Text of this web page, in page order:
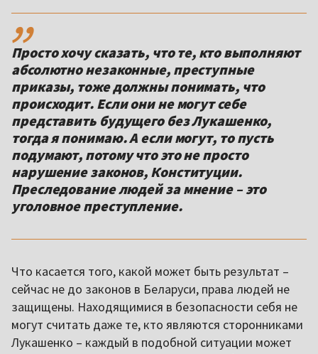
Просто хочу сказать, что те, кто выполняют
абсолютно незаконные, преступные
приказы, тоже должны понимать, что
происходит. Если они не могут себе
представить будущего без Лукашенко,
тогда я понимаю. А если могут, то пусть
подумают, потому что это не просто
нарушение законов, Конституции.
Преследование людей за мнение – это
уголовное преступление.
Что касается того, какой может быть результат –
сейчас не до законов в Беларуси, права людей не
защищены. Находящимися в безопасности себя не
могут считать даже те, кто являются сторонниками
Лукашенко – каждый в подобной ситуации может